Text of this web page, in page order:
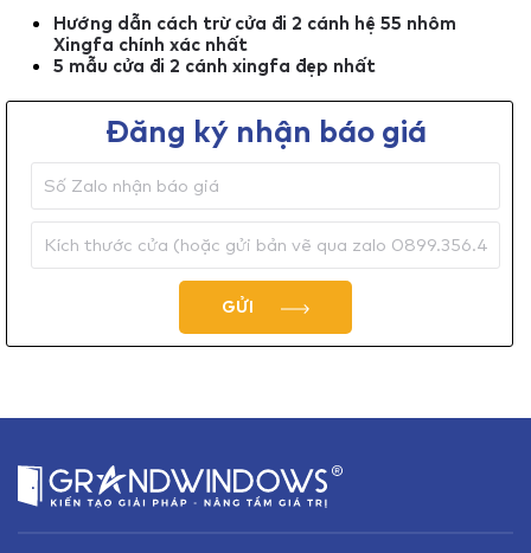
Hướng dẫn cách trừ cửa đi 2 cánh hệ 55 nhôm
Xingfa chính xác nhất
5 mẫu cửa đi 2 cánh xingfa đẹp nhất
Đăng ký nhận báo giá
GỬI